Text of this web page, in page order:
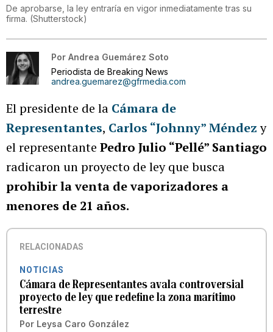
De aprobarse, la ley entraría en vigor inmediatamente tras su
firma. (Shutterstock)
Por Andrea Guemárez Soto
Periodista de Breaking News
andrea.guemarez@gfrmedia.com
El presidente de la Cámara de
Representantes, Carlos “Johnny” Méndezy
el representante Pedro Julio “Pellé” Santiago
radicaron un proyecto de ley que busca
prohibir la venta de vaporizadores a
menores de 21 años.
RELACIONADAS
NOTICIAS
Cámara de Representantes avala controversial
proyecto de ley que redefine la zona marítimo
terrestre
Por Leysa Caro González